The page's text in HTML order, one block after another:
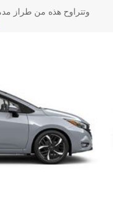
وتتراوح هذه من طراز